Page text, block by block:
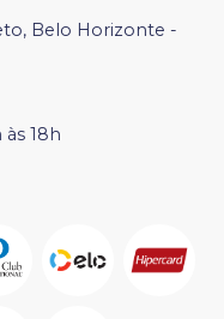
Belo Horizonte -
18h